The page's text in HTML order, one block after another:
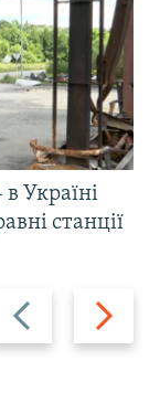
Назад Вперед
Україні
станції